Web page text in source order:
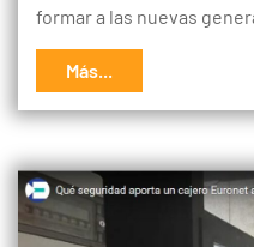
formar a las nuevas
Más...